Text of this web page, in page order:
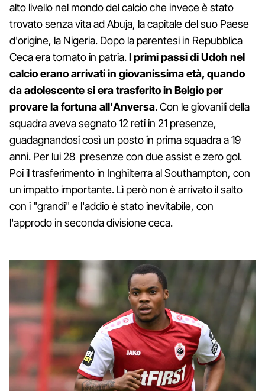
alto livello nel mondo del calcio che invece è stato
trovato senza vita ad Abuja, la capitale del suo Paese
d'origine, la Nigeria. Dopo la parentesi in Repubblica
Ceca era tornato in patria.I primi passi di Udoh nel
calcio erano arrivati in giovanissima età, quando
da adolescente si era trasferito in Belgio per
provare la fortuna all'Anversa. Con le giovanili della
squadra aveva segnato 12 reti in 21 presenze,
guadagnandosi così un posto in prima squadra a 19
anni. Per lui 28 presenze con due assist e zero gol.
Poi il trasferimento in Inghilterra al Southampton, con
un impatto importante. Lì però non è arrivato il salto
con i "grandi" e l'addio è stato inevitabile, con
l'approdo in seconda divisione ceca.